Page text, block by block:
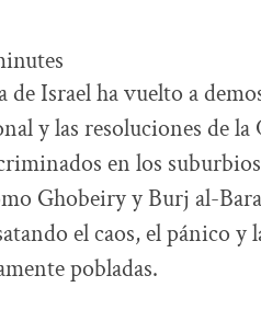
Israel ha vuelto a
y las resoluciones de
en los
Ghobeiry y Burj al-
el caos, el pánico
pobladas.